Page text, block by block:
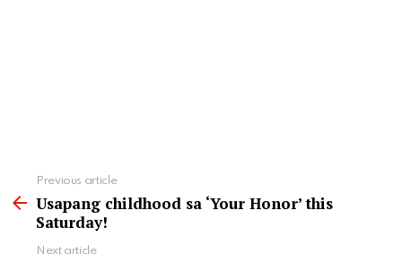
more
Previous article
Usapang childhood sa ‘Your Honor’ this
Saturday!
Next article